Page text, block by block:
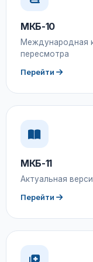
МКБ-10
Международная
пересмотра
Перейти
МКБ-11
Актуальная
Перейти